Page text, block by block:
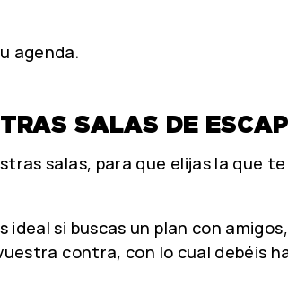
agenda.
SALAS DE
salas, para que elijas la que
ideal si buscas un plan con
contra, con lo cual debéis